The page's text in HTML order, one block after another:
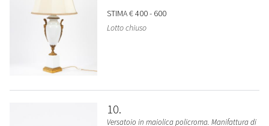
STIMA€ 400 - 600
Lotto chiuso
10
Versatoio in maiolica policroma. Manifattura di